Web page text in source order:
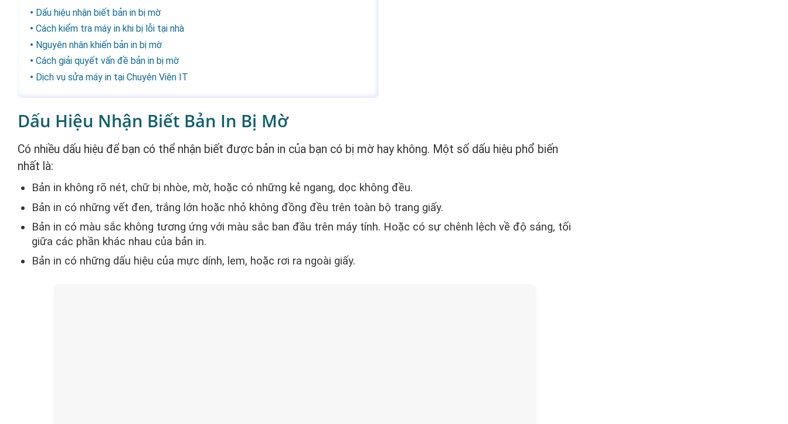
Dấu hiệu nhận biết bản in bị mờ
Cách kiểm tra máy in khi bị lỗi tại nhà
Nguyên nhân khiến bản in bị mờ
Cách giải quyết vấn đề bản in bị mờ
Dịch vụ sửa máy in tại Chuyên Viên IT
Dấu Hiệu Nhận Biết Bản In Bị Mờ
Có nhiều dấu hiệu để bạn có thể nhận biết được bản in của bạn có bị mờ hay không. Một số dấu hiệu phổ biến
nhất là:
Bản in không rõ nét, chữ bị nhòe, mờ, hoặc có những kẻ ngang, dọc không đều.
Bản in có những vết đen, trắng lớn hoặc nhỏ không đồng đều trên toàn bộ trang giấy.
Bản in có màu sắc không tương ứng với màu sắc ban đầu trên máy tính. Hoặc có sự chênh lệch về độ sáng, tối
giữa các phần khác nhau của bản in.
Bản in có những dấu hiệu của mực dính, lem, hoặc rơi ra ngoài giấy.